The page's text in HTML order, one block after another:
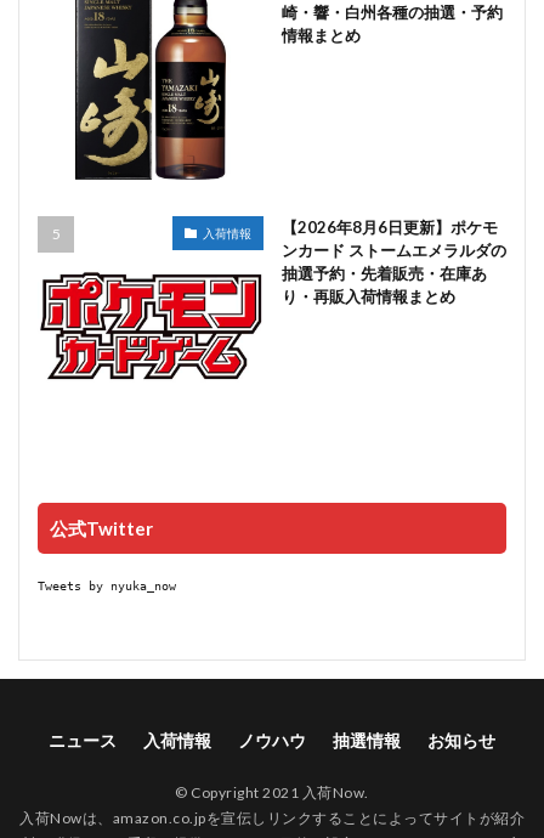
崎・響・白州各種の抽選・予約
情報まとめ
入荷情報
【2026年8月6日更新】ポケモ
ンカード ストームエメラルダの
抽選予約・先着販売・在庫あ
り・再販入荷情報まとめ
公式Twitter
Tweets by nyuka_now
ニュース 入荷情報 ノウハウ 抽選情報 お知らせ
© Copyright 2021 入荷Now.
入荷Nowは、amazon.co.jpを宣伝しリンクすることによってサイトが紹介